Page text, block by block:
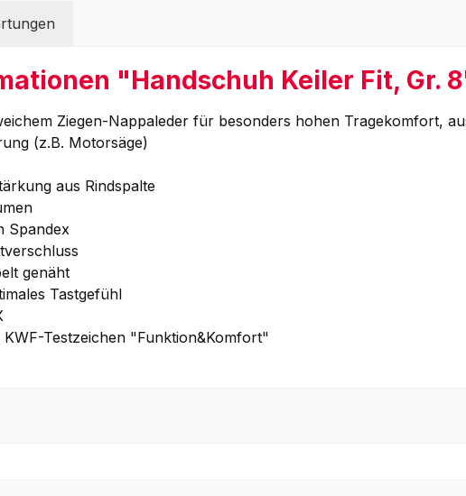
"Handschuh Keiler Fit, Gr.
Ziegen-Nappaleder für besonders hohen Tragekomfort,
(z.B. Motorsäge)
aus Rindspalte
Spandex
genäht
Tastgefühl
Testzeichen "Funktion&Komfort"